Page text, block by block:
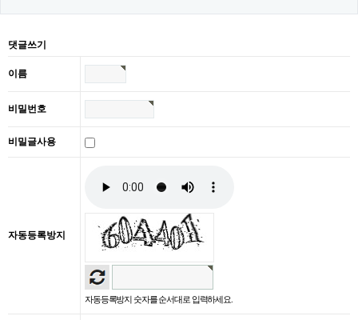
댓글쓰기
이름
비밀번호
비밀글사용
자동등록방지
자동등록방지 숫자를 순서대로 입력하세요.